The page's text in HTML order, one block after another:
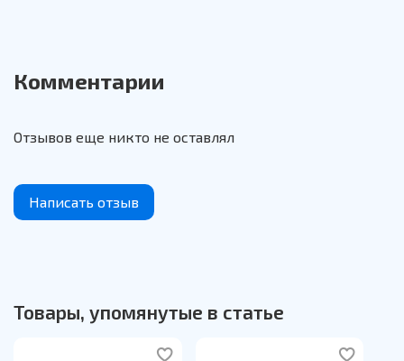
Комментарии
Отзывов еще никто не оставлял
Написать отзыв
Товары, упомянутые в статье